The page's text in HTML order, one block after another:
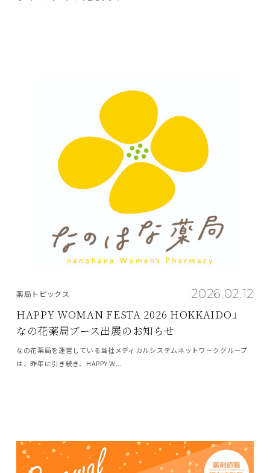
2026.02.12
薬局トピックス
HAPPY WOMAN FESTA 2026 HOKKAIDO」
なの花薬局ブース出展のお知らせ
なの花薬局を運営している当社メディカルシステムネットワークグループ
は、昨年に引き続き、HAPPY W...